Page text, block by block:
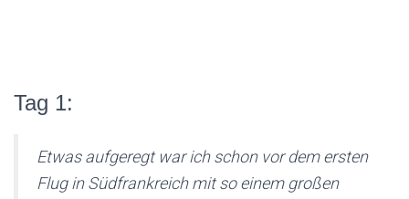
Tag 1:
Etwas aufgeregt war ich schon vor dem ersten
Flug in Südfrankreich mit so einem großen